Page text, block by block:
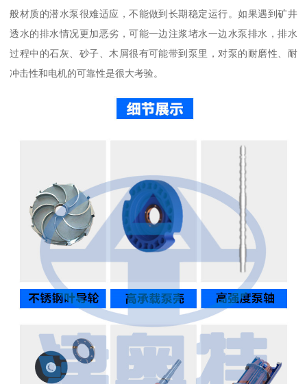
般材质的潜水泵很难适应，不能做到长期稳定运行。如果遇到矿井
透水的排水情况更加恶劣，可能一边注浆堵水一边水泵排水，排水
过程中的石灰、砂子、木屑很有可能带到泵里，对泵的耐磨性、耐
冲击性和电机的可靠性是很大考验。